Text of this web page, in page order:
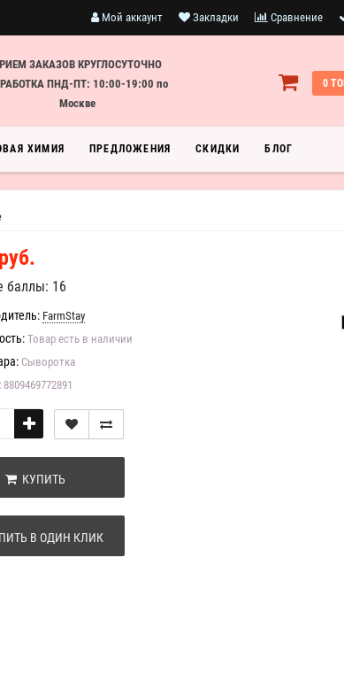
Мой аккаунт Закладки Сравнение
ЗАКАЗОВ КРУГЛОСУТОЧНО
ПНД-ПТ: 10:00-19:00 по
Москве
0
ХИМИЯ ПРЕДЛОЖЕНИЯ СКИДКИ БЛОГ
баллы: 16
FarmStay
Товар есть в наличии
Сыворотка
8809469772891
КУПИТЬ
В ОДИН КЛИК